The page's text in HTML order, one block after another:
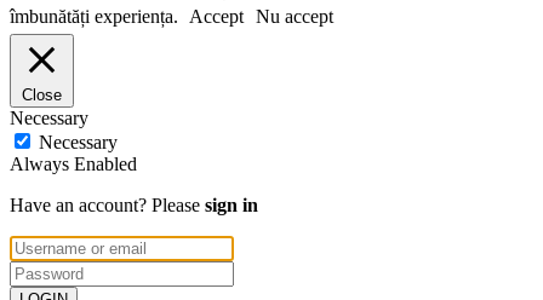
îmbunătăți experiența.
Accept Nu accept
Close
Necessary
Necessary
Always Enabled
Have an account? Please sign in